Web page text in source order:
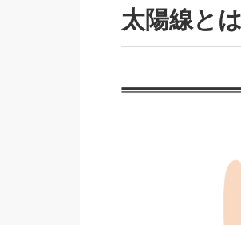
太陽線とは